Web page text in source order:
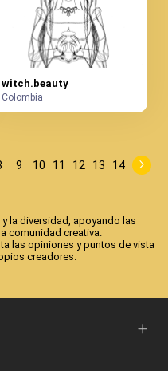
witch.beauty
Colombia
9 10 11 12 13 14
la diversidad, apoyando las
comunidad creativa.
las opiniones y puntos de vista
creadores.